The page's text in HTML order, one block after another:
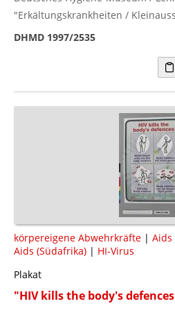
"Erkältungskrankheiten /
DHMD 1997/2535
körpereigene Abwehrkräfte | Aids
Aids (Südafrika) | HI-Virus
Plakat
"HIV kills the body's